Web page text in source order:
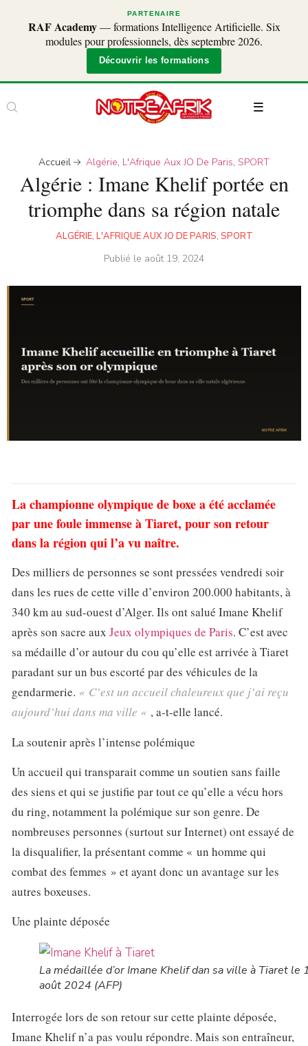
PARTENAIRE
RAF Academy— formations Intelligence Artificielle. Six
modules pour professionnels, dès septembre 2026.
Découvrir les formations
Accueil Algérie, L'Afrique Aux JO De Paris, SPORT
Algérie : Imane Khelif portée en
triomphe dans sa région natale
ALGÉRIE, L'AFRIQUE AUX JO DE PARIS, SPORT
Publié le août 19, 2024
La championne olympique de boxe a été acclamée
par une foule immense à Tiaret, pour son retour
dans la région qui l’a vu naître.
Des milliers de personnes se sont pressées vendredi soir
dans les rues de cette ville d’environ 200.000 habitants, à
340 km au sud-ouest d’Alger. Ils ont salué Imane Khelif
après son sacre aux Jeux olympiques de Paris. C’est avec
sa médaille d’or autour du cou qu’elle est arrivée à Tiaret
paradant sur un bus escorté par des véhicules de la
gendarmerie. « C’est un accueil chaleureux que j’ai reçu
aujourd’hui dans ma ville « , a-t-elle lancé.
La soutenir après l’intense polémique
Un accueil qui transparait comme un soutien sans faille
des siens et qui se justifie par tout ce qu’elle a vécu hors
du ring, notamment la polémique sur son genre. De
nombreuses personnes (surtout sur Internet) ont essayé de
la disqualifier, la présentant comme « un homme qui
combat des femmes » et ayant donc un avantage sur les
autres boxeuses.
Une plainte déposée
La médaillée d’or Imane Khelif dan sa ville à Tiaret le
août 2024 (AFP)
Interrogée lors de son retour sur cette plainte déposée,
Imane Khelif n’a pas voulu répondre. Mais son entraîneur,